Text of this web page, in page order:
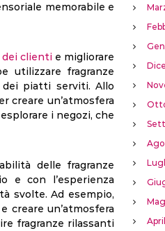
memorabile e
clienti e migliorare
utilizzare fragranze
dei piatti serviti. Allo
creare un’atmosfera
i negozi, che
delle fragranze
e con l’esperienza
svolte. Ad esempio,
creare un’atmosfera
fragranze rilassanti